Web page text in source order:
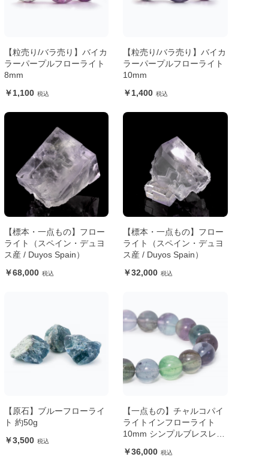
【粒売り/バラ売り】バイカ
ラーパープルフローライト
8mm
1,100
【粒売り/バラ売り】バイカ
ラーパープルフローライト
10mm
1,400
【標本・一点もの】フロー
ライト（スペイン・デュヨ
ス産 / Duyos Spain）
68,000
【標本・一点もの】フロー
ライト（スペイン・デュヨ
ス産 / Duyos Spain）
32,000
【原石】ブルーフローライ
ト 約50g
3,500
【一点もの】チャルコパイ
ライトインフローライト
10mm シンプルブレスレッ
36,000